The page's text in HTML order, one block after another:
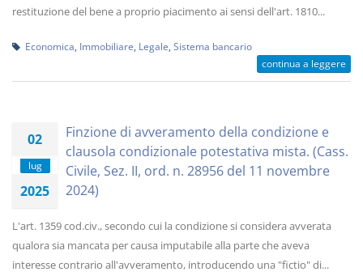
restituzione del bene a proprio piacimento ai sensi dell'art. 1810...
Economica Immobiliare Legale Sistema bancario
continua a leggere
02
lug
2025
Finzione di avveramento della condizione e
clausola condizionale potestativa mista. (Cass.
Civile, Sez. II, ord. n. 28956 del 11 novembre
2024)
L'art. 1359 cod.civ., secondo cui la condizione si considera avverata
qualora sia mancata per causa imputabile alla parte che aveva
interesse contrario all'avveramento, introducendo una "fictio" di...